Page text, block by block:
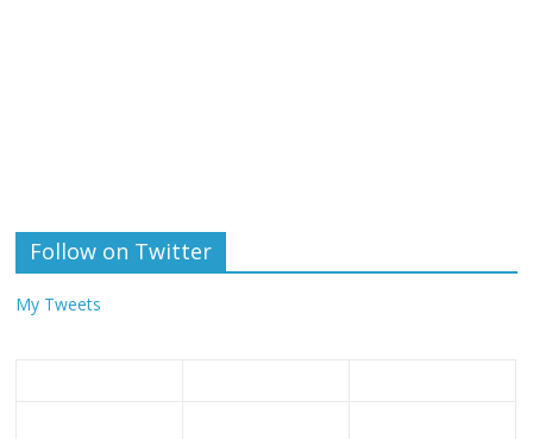
Follow on Twitter
My Tweets